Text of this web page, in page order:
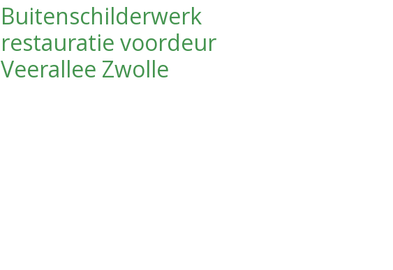
Buitenschilderwerk
restauratie voordeur
Veerallee Zwolle